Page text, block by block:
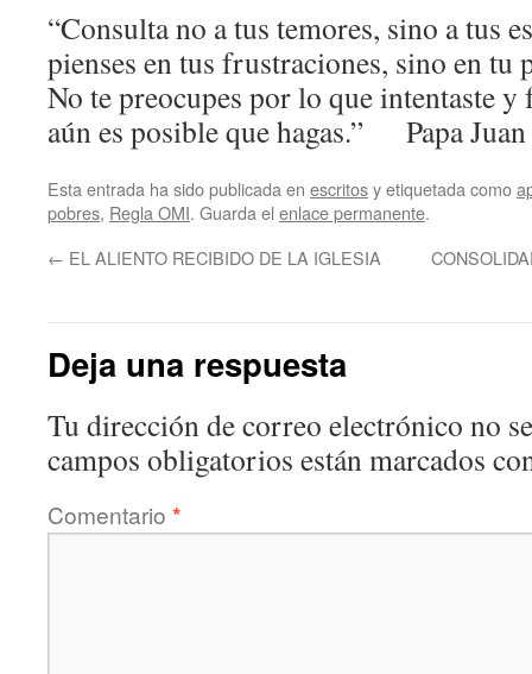
“Consulta no a tus temores, sino a tus
pienses en tus frustraciones, sino en tu
No te preocupes por lo que intentaste
aún es posible que hagas.” Papa
Esta entrada ha sido publicada en escritosy etiquetada como
pobres, Regla OMI. Guarda el enlace permanente.
← EL ALIENTO RECIBIDO DE LA IGLESIA
Deja una respuesta
Tu dirección de correo electrónico no
campos obligatorios están marcados
Comentario *